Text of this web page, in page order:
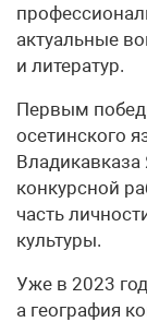
актуальные
и литератур.
Первым
осетинского
Владикавказа
конкурсной
часть
культуры.
Уже в 2023
а география